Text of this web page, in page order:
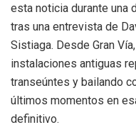
esta noticia durante una
tras una entrevista de
Sistiaga. Desde Gran
instalaciones antiguas
transeúntes y bailando
últimos momentos en
definitivo.